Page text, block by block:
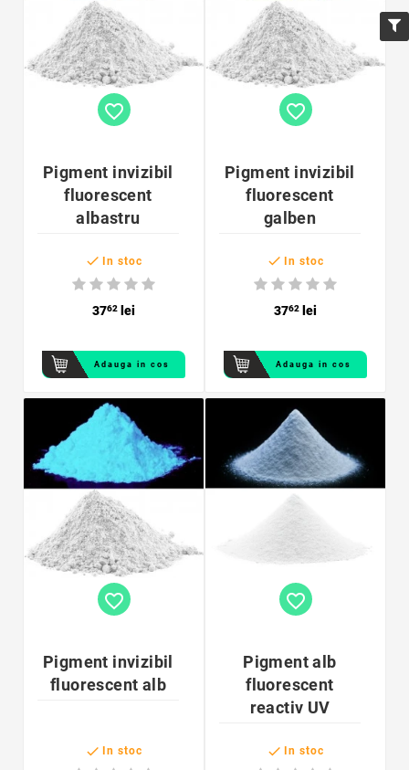
favorite_border
Pigment invizibil
fluorescent
albastru
 In stoc
3762 lei
Adauga in cos
favorite_border
Pigment invizibil
fluorescent
galben
 In stoc
3762 lei
Adauga in cos
favorite_border
Pigment invizibil
fluorescent alb
 In stoc
favorite_border
Pigment alb
fluorescent
reactiv UV
 In stoc